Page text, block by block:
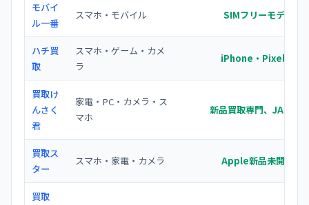
モバイ
ル一番
スマホ・モバイル SIMフリーモデルの
ハチ買
取
スマホ・ゲーム・カメ
ラ
iPhone・Pixelなど
買取け
んさく
君
家電・PC・カメラ・ス
マホ
新品買取専門、JAN/型
買取ス
ター
スマホ・家電・カメラ Apple新品未開封の
買取